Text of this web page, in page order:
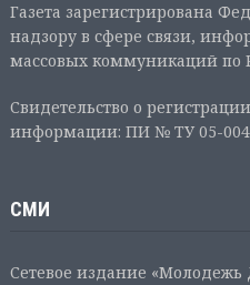
Газета зарегистрирована
надзору в сфере связи,
массовых коммуникаций по
Свидетельство о
информации: ПИ № ТУ 05-
СМИ
Сетевое издание «Молодежь